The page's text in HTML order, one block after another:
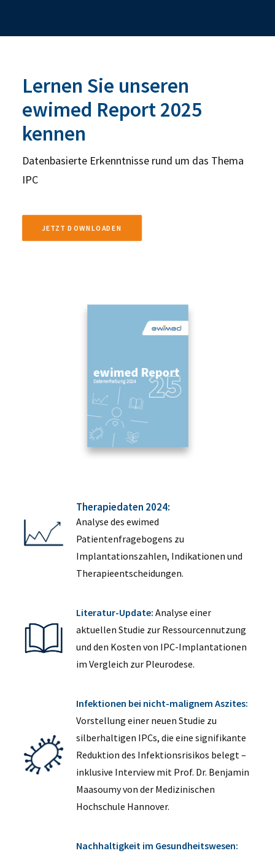
Lernen Sie unseren
ewimed Report 2025
kennen
Datenbasierte Erkenntnisse rund um das Thema
IPC
JETZT DOWNLOADEN
Therapiedaten 2024:
Analyse des ewimed
Patientenfragebogens zu
Implantationszahlen, Indikationen und
Therapieentscheidungen.
Literatur-Update: Analyse einer
aktuellen Studie zur Ressourcennutzung
und den Kosten von IPC-Implantationen
im Vergleich zur Pleurodese.
Infektionen bei nicht-malignem Aszites:
Vorstellung einer neuen Studie zu
silberhaltigen IPCs, die eine signifikante
Reduktion des Infektionsrisikos belegt –
inklusive Interview mit Prof. Dr. Benjamin
Maasoumy von der Medizinischen
Hochschule Hannover.
Nachhaltigkeit im Gesundheitswesen: